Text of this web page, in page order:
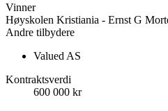
Vinner
Høyskolen Kristiania - Ernst G
Andre tilbydere
Valued AS
Kontraktsverdi
600 000 kr